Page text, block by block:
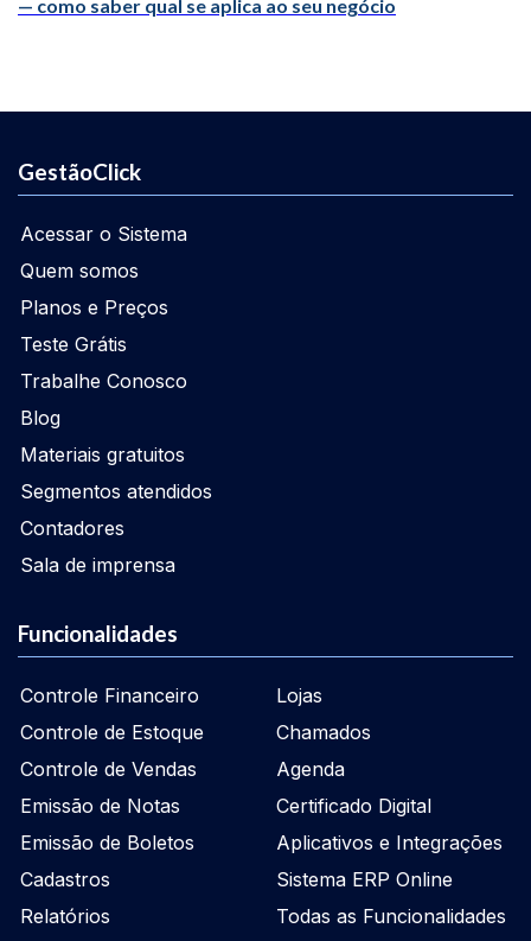
— como saber qual se aplica ao seu negócio
GestãoClick
Acessar o Sistema
Quem somos
Planos e Preços
Teste Grátis
Trabalhe Conosco
Blog
Materiais gratuitos
Segmentos atendidos
Contadores
Sala de imprensa
Funcionalidades
Controle Financeiro
Controle de Estoque
Controle de Vendas
Emissão de Notas
Emissão de Boletos
Cadastros
Relatórios
Lojas
Chamados
Agenda
Certificado Digital
Aplicativos e Integrações
Sistema ERP Online
Todas as Funcionalidades